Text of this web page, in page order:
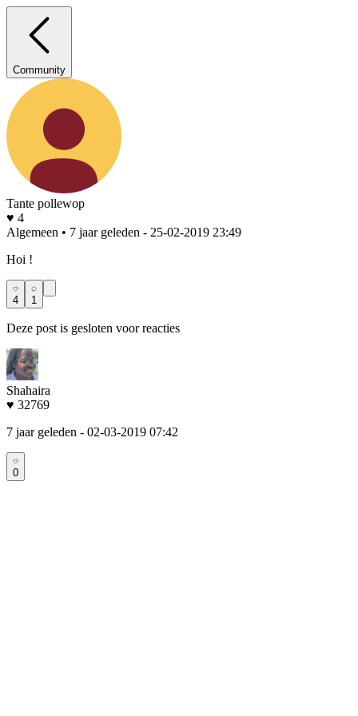
Community
Tante pollewop
♥ 4
Algemeen • 7 jaar geleden - 25-02-2019 23:49
Hoi !
4 1
Deze post is gesloten voor reacties
Shahaira
♥ 32769
7 jaar geleden - 02-03-2019 07:42
0